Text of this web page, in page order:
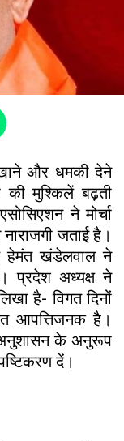
और धमकी देने
की मुश्किलें बढ़ती
ने मोर्चा
जताई है।
हेमंत खंडेलवाल ने
प्रदेश अध्यक्ष ने
है- विगत दिनों
आपत्तिजनक है।
अनुशासन के अनुरूप
दें।